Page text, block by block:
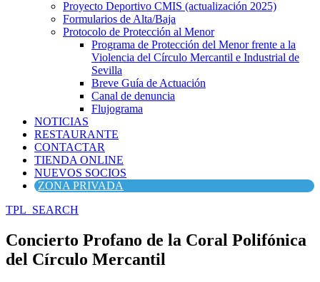
Proyecto Deportivo CMIS (actualización 2025)
Formularios de Alta/Baja
Protocolo de Protección al Menor
Programa de Protección del Menor frente a la
Violencia del Círculo Mercantil e Industrial de
Sevilla
Breve Guía de Actuación
Canal de denuncia
Flujograma
NOTICIAS
RESTAURANTE
CONTACTAR
TIENDA ONLINE
NUEVOS SOCIOS
ZONA PRIVADA
TPL_SEARCH
Concierto Profano de la Coral Polifónica
del Círculo Mercantil